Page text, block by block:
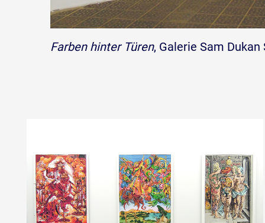
Farben hinter Türen, Galerie Sam